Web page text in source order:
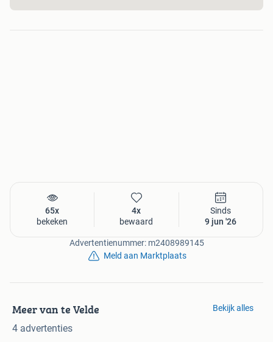
65x
bekeken
4x
bewaard
Sinds
9 jun '26
Advertentienummer: m2408989145
Meld aan Marktplaats
Meer van te Velde
4 advertenties
Bekijk alles